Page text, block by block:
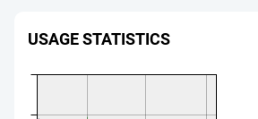
USAGE STATISTICS